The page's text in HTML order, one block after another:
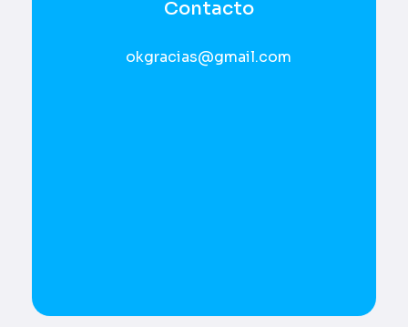
Contacto
okgracias@gmail.com